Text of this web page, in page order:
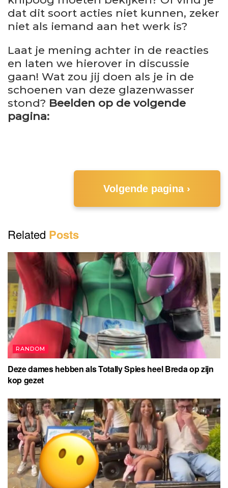
dat dit soort acties niet kunnen, zeker
niet als iemand aan het werk is?
Laat je mening achter in de reacties
en laten we hierover in discussie
gaan! Wat zou jij doen als je in de
schoenen van deze glazenwasser
stond? Beelden op de volgende
pagina:
Volgende pagina ›
Related Posts
RANDOM
Deze dames hebben als Totally Spies heel Breda op zijn
kop gezet